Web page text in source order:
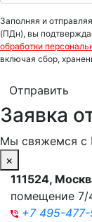
Заполняя и
(ПДн), вы
обработки
включая сбор,
Отправить
Заявка
Мы свяжемся с
×
111524,
помещение 7/
+7 495-